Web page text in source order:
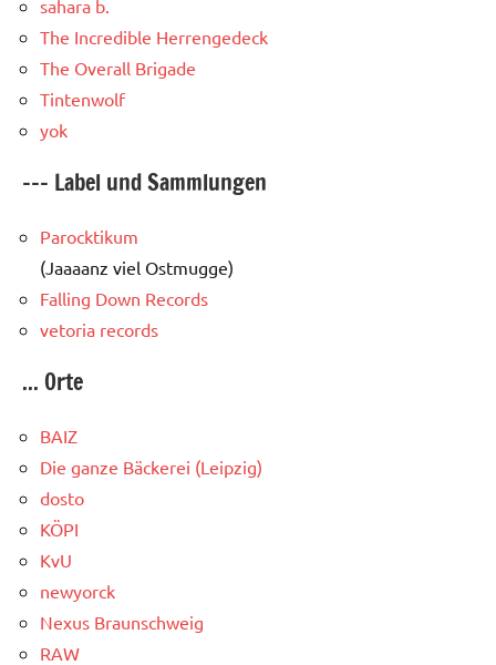
sahara b.
The Incredible Herrengedeck
The Overall Brigade
Tintenwolf
yok
--- Label und Sammlungen
Parocktikum
(Jaaaanz viel Ostmugge)
Falling Down Records
vetoria records
... Orte
BAIZ
Die ganze Bäckerei (Leipzig)
dosto
KÖPI
KvU
newyorck
Nexus Braunschweig
RAW